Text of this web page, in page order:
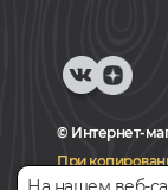
© Интернет-
При